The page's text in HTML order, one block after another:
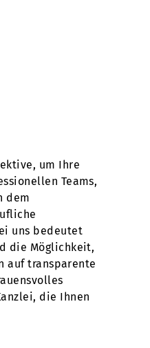
um Ihre
Teams,
dem
uns bedeutet
die Möglichkeit,
auf transparente
die Ihnen